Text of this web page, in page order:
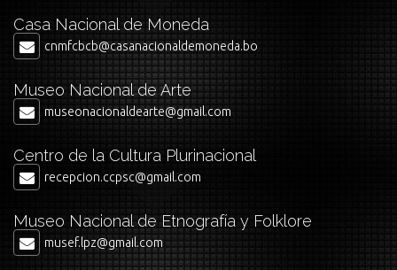
Casa Nacional de Moneda
cnmfcbcb@casanacionaldemoneda.bo
Museo Nacional de Arte
museonacionaldearte@gmail.com
Centro de la Cultura Plurinacional
recepcion.ccpsc@gmail.com
Museo Nacional de Etnografía y Folklore
musef.lpz@gmail.com